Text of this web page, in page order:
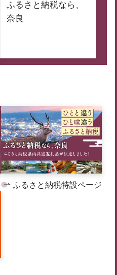
ふるさと納税なら、
奈良
ふるさと納税特設ページ